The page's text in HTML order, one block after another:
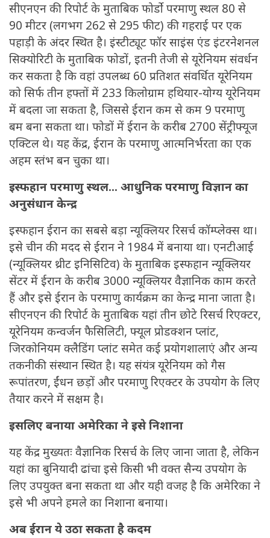
सीएनएन की रिपोर्ट के मुताबिक फोर्डो परमाणु स्थल 80 से
90 मीटर (लगभग 262 से 295 फीट) की गहराई पर एक
पहाड़ी के अंदर स्थित है। इंस्टीट्यूट फॉर साइंस एंड इंटरनेशनल
सिक्योरिटी के मुताबिक फोडों, इतनी तेजी से यूरेनियम संवर्धन
कर सकता है कि वहां उपलब्ध 60 प्रतिशत संवर्धित यूरेनियम
को सिर्फ तीन हफ्तों में 233 किलोग्राम हथियार-योग्य यूरेनियम
में बदला जा सकता है, जिससे ईरान कम से कम 9 परमाणु
बम बना सकता था। फोडों में ईरान के करीब 2700 सेंट्रीफ्यूज
एक्टिल थे। यह केंद्र, ईरान के परमाणु आत्मनिर्भरता का एक
अहम स्तंभ बन चुका था।
इस्फहान परमाणु स्थल... आधुनिक परमाणु विज्ञान का
अनुसंधान केन्द्र
इस्फहान ईरान का सबसे बड़ा न्यूक्लियर रिसर्च कॉम्प्लेक्स था।
इसे चीन की मदद से ईरान ने 1984 में बनाया था। एनटीआई
(न्यूक्लियर थ्रीट इनिसिटिव) के मुताबिक इस्फहान न्यूक्लियर
सेंटर में ईरान के करीब 3000 न्यूक्लियर वैज्ञानिक काम करते
हैं और इसे ईरान के परमाणु कार्यक्रम का केन्द्र माना जाता है।
सीएनएन की रिपोर्ट के मुताबिक यहां तीन छोटे रिसर्च रिएक्टर,
यूरेनियम कन्वर्जन फैसिलिटी, फ्यूल प्रोडक्शन प्लांट,
जिरकोनियम क्लैडिंग प्लांट समेत कई प्रयोगशालाएं और अन्य
तकनीकी संस्थान स्थित है। यह संयंत्र यूरेनियम को गैस
रूपांतरण, ईंधन छड़ों और परमाणु रिएक्टर के उपयोग के लिए
तैयार करने में सक्षम है।
इसलिए बनाया अमेरिका ने इसे निशाना
यह केंद्र मुख्यतः वैज्ञानिक रिसर्च के लिए जाना जाता है, लेकिन
यहां का बुनियादी ढांचा इसे किसी भी वक्त सैन्य उपयोग के
लिए उपयुक्त बना सकता था और यही वजह है कि अमेरिका ने
इसे भी अपने हमले का निशाना बनाया।
अब ईरान ये उठा सकता है कदम